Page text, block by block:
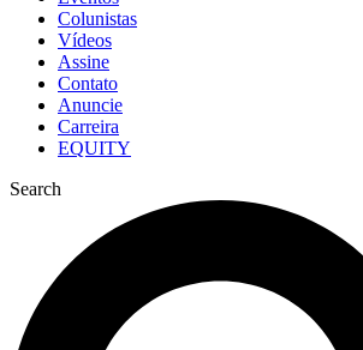
Colunistas
Vídeos
Assine
Contato
Anuncie
Carreira
EQUITY
Search